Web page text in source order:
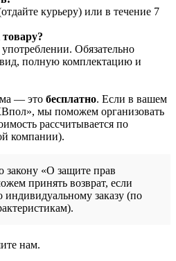
курьеру) или в течение 7
Обязательно
полную комплектацию и
— это бесплатно. Если в вашем
мы поможем организовать
рассчитывается по
компании).
закону «О защите прав
принять возврат, если
индивидуальному заказу (по
нам.